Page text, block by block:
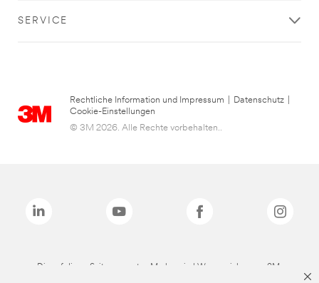
SERVICE
Rechtliche Information und Impressum Datenschutz
Cookie-Einstellungen
© 3M 2026. Alle Rechte vorbehalten..
Die auf dieser Seite genannten Marken sind Warenzeichen von 3M.